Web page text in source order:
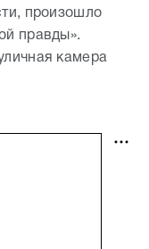
произошло
правды».
камера